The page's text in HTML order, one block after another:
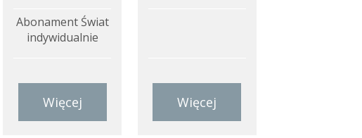
Abonament Świat
indywidualnie
Więcej Więcej